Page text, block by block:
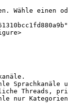
Wähle einen
Sprachkanäle
Threads,
nur